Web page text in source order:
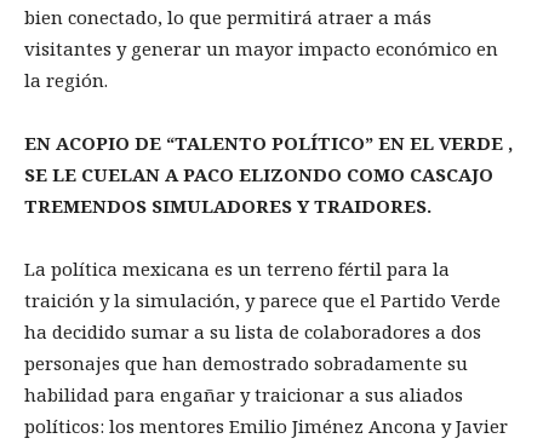
bien conectado, lo que permitirá atraer a más
visitantes y generar un mayor impacto económico en
la región.
EN ACOPIO DE “TALENTO POLÍTICO” EN EL VERDE ,
SE LE CUELAN A PACO ELIZONDO COMO CASCAJO
TREMENDOS SIMULADORES Y TRAIDORES.
La política mexicana es un terreno fértil para la
traición y la simulación, y parece que el Partido Verde
ha decidido sumar a su lista de colaboradores a dos
personajes que han demostrado sobradamente su
habilidad para engañar y traicionar a sus aliados
políticos: los mentores Emilio Jiménez Ancona y Javier